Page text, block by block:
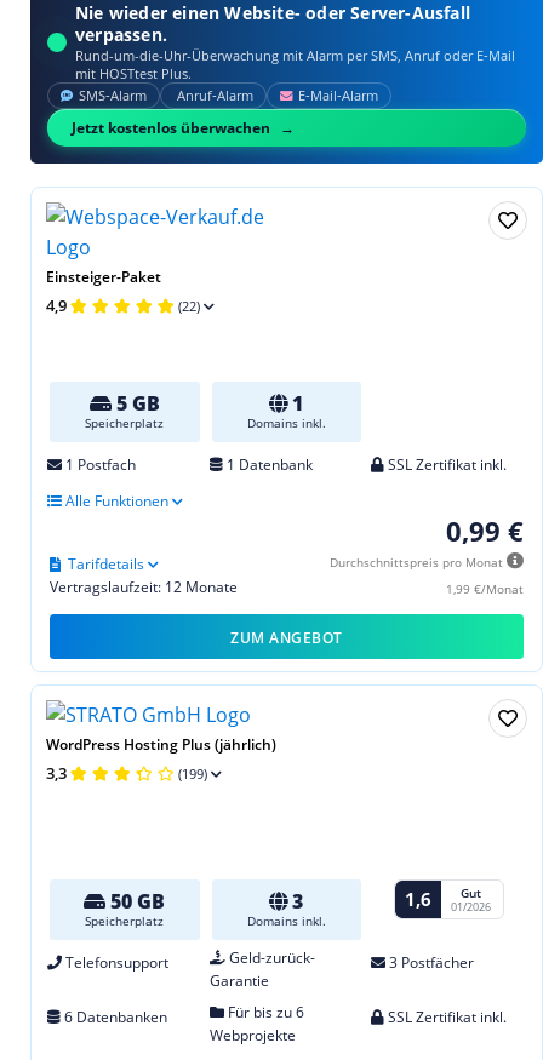
Nie wieder einen Website- oder Server-Ausfall
verpassen.
Rund-um-die-Uhr-Überwachung mit Alarm per SMS, Anruf oder E‑Mail
mit HOSTtest Plus.
SMS‑Alarm Anruf‑Alarm E‑Mail‑Alarm
Jetzt kostenlos überwachen
Einsteiger-Paket
4,9 (22)
5 GB
Speicherplatz
1
Domains inkl.
1 Postfach 1 Datenbank
SSL Zertifikat inkl.
Alle Funktionen
0,99 €
Durchschnittspreis pro Monat
1,99 €/Monat
Vertragslaufzeit: 12 Monate
Tarifdetails
ZUM ANGEBOT
WordPress Hosting Plus (jährlich)
3,3 (199)
50 GB
Speicherplatz
3
Domains inkl.
1,6 Gut
01/2026
Telefonsupport
Geld-zurück-
Garantie
3 Postfächer
6 Datenbanken
Für bis zu 6
Webprojekte
SSL Zertifikat inkl.